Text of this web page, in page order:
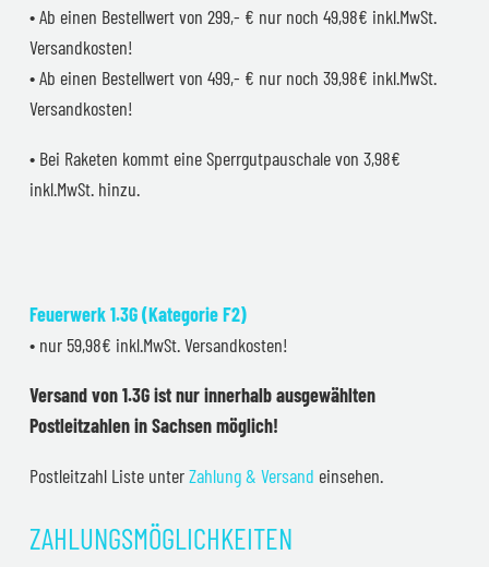
• Ab einen Bestellwert von 299,- € nur noch 49,98€ inkl.MwSt.
Versandkosten!
• Ab einen Bestellwert von 499,- € nur noch 39,98€ inkl.MwSt.
Versandkosten!
• Bei Raketen kommt eine Sperrgutpauschale von 3,98€
inkl.MwSt. hinzu.
Feuerwerk 1.3G (Kategorie F2)
• nur 59,98€ inkl.MwSt. Versandkosten!
Versand von 1.3G ist nur innerhalb ausgewählten
Postleitzahlen in Sachsen möglich!
Postleitzahl Liste unterZahlung & Versand einsehen.
ZAHLUNGSMÖGLICHKEITEN